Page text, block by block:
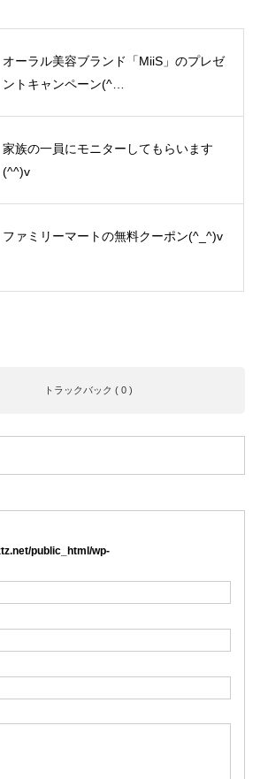
オーラル美容ブランド「MiiS」のプレゼ
ントキャンペーン(^…
家族の一員にモニターしてもらいます
(^^)v
ファミリーマートの無料クーポン(^_^)v
トラックバック ( 0 )
public_html/wp-